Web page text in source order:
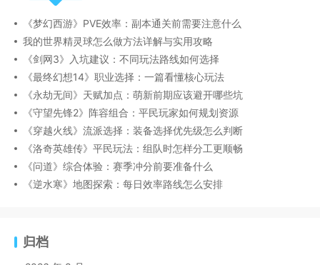
《梦幻西游》PVE效率：副本通关前需要注意什么
我的世界精灵球怎么做方法详解与实用攻略
《剑网3》入坑建议：不同玩法路线如何选择
《最终幻想14》职业选择：一篇看懂核心玩法
《永劫无间》天赋加点：萌新前期应该避开哪些坑
《守望先锋2》阵容组合：平民玩家如何规划资源
《穿越火线》流派选择：装备选择优先级怎么判断
《洛奇英雄传》平民玩法：组队时怎样分工更顺畅
《问道》综合体验：赛季冲分前要准备什么
《逆水寒》地图探索：每日效率路线怎么安排
归档